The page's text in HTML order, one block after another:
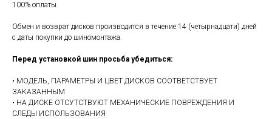
100% оплаты.
Обмен и возврат дисков производится в течение 14 (четырнадцати) дней
с даты покупки до шиномонтажа.
Перед установкой шин просьба убедиться:
• МОДЕЛЬ, ПАРАМЕТРЫ И ЦВЕТ ДИСКОВ СООТВЕТСТВУЕТ
ЗАКАЗАННЫМ
• НА ДИСКЕ ОТСУТСТВУЮТ МЕХАНИЧЕСКИЕ ПОВРЕЖДЕНИЯ И
СЛЕДЫ ИСПОЛЬЗОВАНИЯ